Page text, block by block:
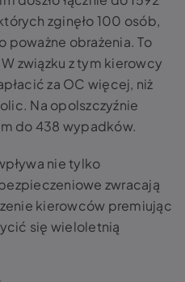
zginęło 100 osób,
poważne obrażenia. To
związku z tym kierowcy
za OC więcej, niż
Na opolszczyźnie
do 438 wypadków.
nie tylko
zwracają
kierowców premiując
się wieloletnią